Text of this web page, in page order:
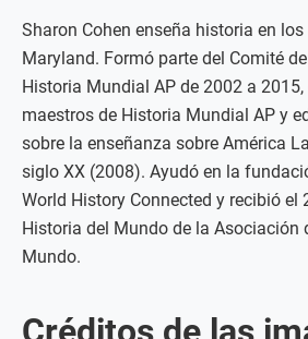
Sharon Cohen enseña historia en
Maryland. Formó parte del Comité
Historia Mundial AP de 2002 a
maestros de Historia Mundial AP y
sobre la enseñanza sobre América
siglo XX (2008). Ayudó en la
World History Connected y recibió el
Historia del Mundo de la Asociación
Mundo.